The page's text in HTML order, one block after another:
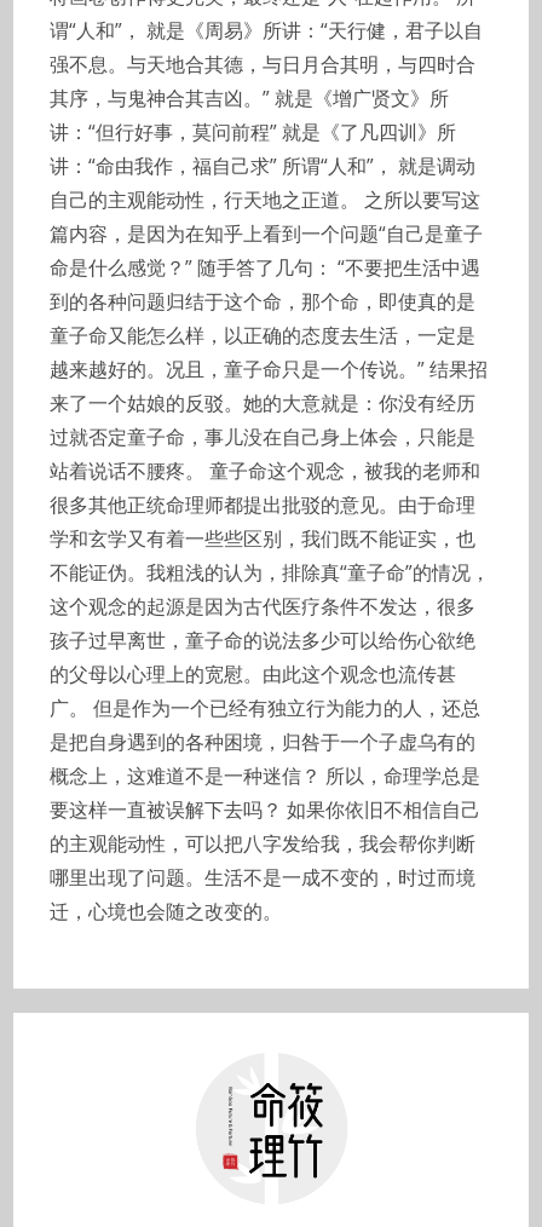
谓“人和”， 就是《周易》所讲：“天行健，君子以自
强不息。与天地合其德，与日月合其明，与四时合
其序，与鬼神合其吉凶。” 就是《增广贤文》所
讲：“但行好事，莫问前程” 就是《了凡四训》所
讲：“命由我作，福自己求” 所谓“人和”， 就是调动
自己的主观能动性，行天地之正道。 之所以要写这
篇内容，是因为在知乎上看到一个问题“自己是童子
命是什么感觉？” 随手答了几句： “不要把生活中遇
到的各种问题归结于这个命，那个命，即使真的是
童子命又能怎么样，以正确的态度去生活，一定是
越来越好的。况且，童子命只是一个传说。” 结果招
来了一个姑娘的反驳。她的大意就是：你没有经历
过就否定童子命，事儿没在自己身上体会，只能是
站着说话不腰疼。 童子命这个观念，被我的老师和
很多其他正统命理师都提出批驳的意见。由于命理
学和玄学又有着一些些区别，我们既不能证实，也
不能证伪。我粗浅的认为，排除真“童子命”的情况，
这个观念的起源是因为古代医疗条件不发达，很多
孩子过早离世，童子命的说法多少可以给伤心欲绝
的父母以心理上的宽慰。由此这个观念也流传甚
广。 但是作为一个已经有独立行为能力的人，还总
是把自身遇到的各种困境，归咎于一个子虚乌有的
概念上，这难道不是一种迷信？ 所以，命理学总是
要这样一直被误解下去吗？ 如果你依旧不相信自己
的主观能动性，可以把八字发给我，我会帮你判断
哪里出现了问题。生活不是一成不变的，时过而境
迁，心境也会随之改变的。